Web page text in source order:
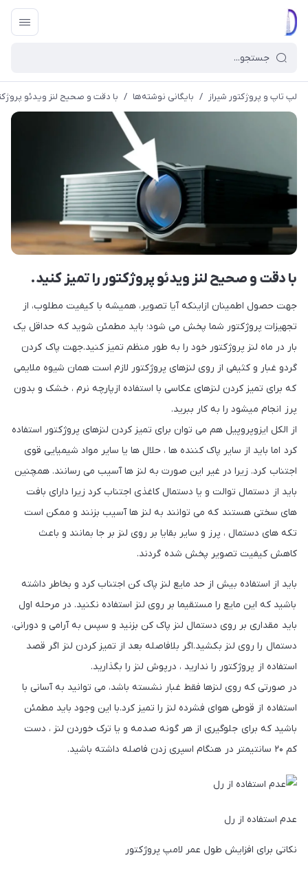
لپ تاپ و پروژکتور شیراز / بایگانی نوشته‌ها / با دقت و صحیح لنز ویدئو
با دقت و صحیح لنز ویدئو پروژکتور را تمیز کنید.
جهت حصول اطمینان ازاینکه آیا تصویر، همیشه با کیفیت مطلوب، از
تجهیزات پروژکتور شما پخش می شود؛ باید مطمئن شوید که حداقل یک
بار در ماه لنز پروژکتور خود را به طور منظم تمیز کنید.جهت پاک کردن
گردو غبار و کثیفی از روی لنزهای پروژکتور لازم است همان شیوه ملایمی
که برای تمیز کردن لنزهای عکاسی با استفاده ازپارچه نرم ، خشک و بدون
پرز انجام میشود را به کار ببرید.
از الکل ایزوپروپیل هم می توان برای تمیز کردن لنزهای پروژکتور استفاده
کرد اما باید از سایر پاک کننده ها ، حلال ها یا سایر مواد شیمیایی قوی
اجتناب کرد. زیرا در غیر این صورت به لنز ها آسیب می رسانند. همچنین
باید از دستمال توالت و یا دستمال کاغذی اجتناب کرد زیرا دارای بافت
های سختی هستند که می توانند به لنز ها آسیب بزنند و ممکن است
تکه های دستمال ، پرز و سایر بقایا بر روی لنز بر جا بمانند و باعث
کاهش کیفیت تصویر پخش شده گردند.
باید از استفاده بیش از حد مایع لنز پاک کن اجتناب کرد و بخاطر داشته
باشید که این مایع را مستقیما بر روی لنز استفاده نکنید. در مرحله اول
باید مقداری بر روی دستمال لنز پاک کن بزنید و سپس به آرامی و دورانی،
دستمال را روی لنز بکشید.اگر بلافاصله بعد از تمیز کردن لنز اگر قصد
استفاده از پروژکتور را ندارید ، درپوش لنز را بگذارید.
در صورتی که روی لنزها فقط غبار نشسته باشد، می توانید به آسانی با
استفاده از قوطی هوای فشرده لنز را تمیز کرد.با این وجود باید مطمئن
باشید که برای جلوگیری از هر گونه صدمه و یا ترک خوردن لنز ، دست
کم ۲۰ سانتیمتر در هنگام اسپری زدن فاصله داشته باشید.
عدم استفاده از رل
نکاتی برای افزایش طول عمر لامپ پروژکتور